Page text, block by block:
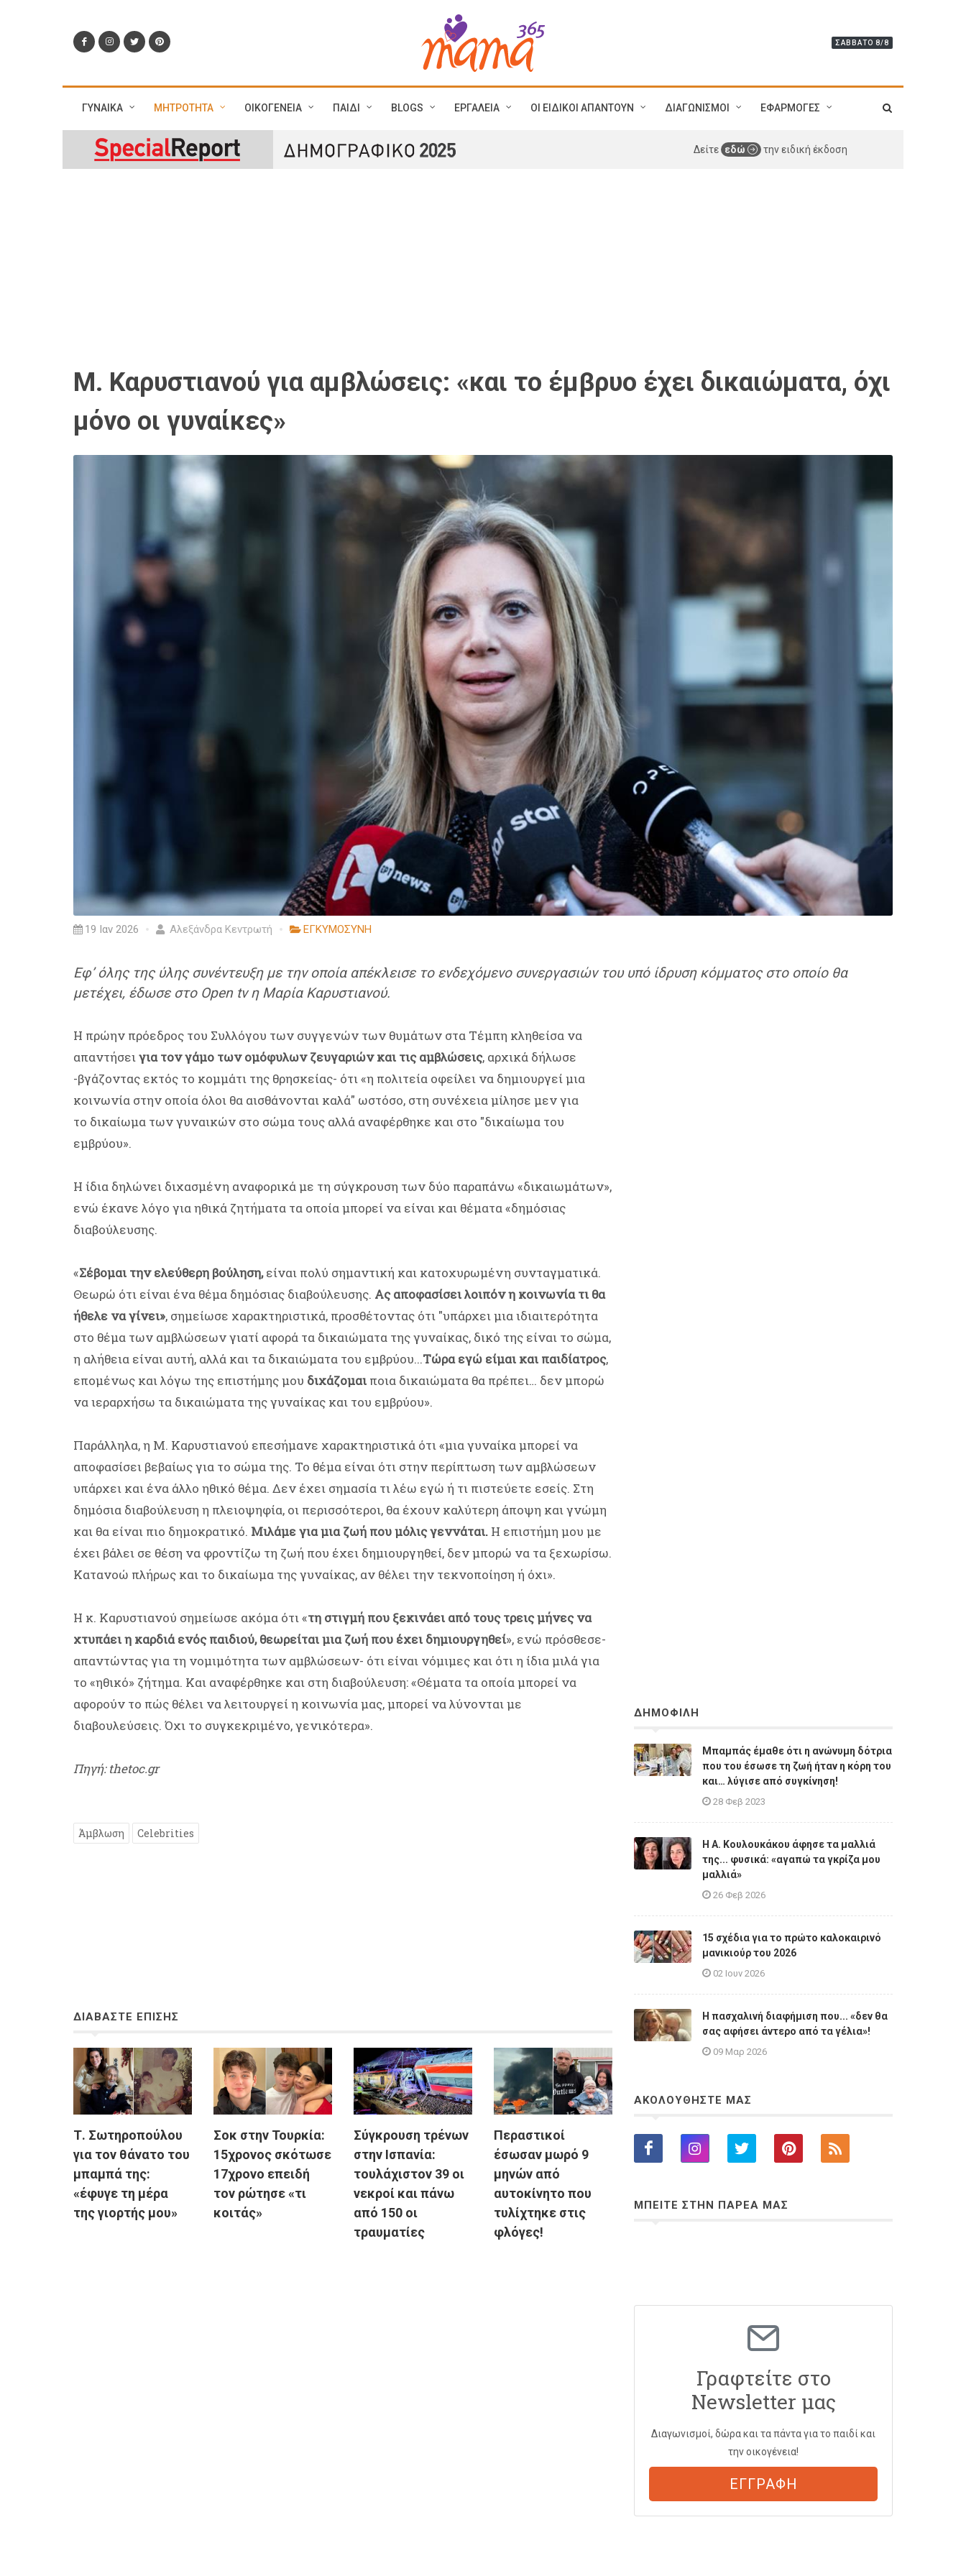
ΣΆΒΒΑΤΟ 8/8
ΓΥΝΑΙΚΑ ΜΗΤΡΟΤΗΤΑ ΟΙΚΟΓΕΝΕΙΑ ΠΑΙΔΙ BLOGS ΕΡΓΑΛΕΙΑ ΟΙ ΕΙΔΙΚΟΙ ΑΠΑΝΤΟΥΝ ΔΙΑΓΩΝΙΣΜΟΙ ΕΦΑΡΜΟΓΕΣ
Δείτε εδώ την ειδική έκδοση
Μ. Καρυστιανού για αμβλώσεις: «και το έμβρυο έχει δικαιώματα, όχι
μόνο οι γυναίκες»
19 Ιαν 2026 Αλεξάνδρα Κεντρωτή ΕΓΚΥΜΟΣΥΝΗ
Εφ’ όλης της ύλης συνέντευξη με την οποία απέκλεισε το ενδεχόμενο συνεργασιών του υπό ίδρυση κόμματος στο οποίο θα
μετέχει, έδωσε στο Open tv η Μαρία Καρυστιανού.
Η πρώην πρόεδρος του Συλλόγου των συγγενών των θυμάτων στα Τέμπη κληθείσα να
απαντήσειγια τον γάμο των ομόφυλων ζευγαριών και τις αμβλώσεις, αρχικά δήλωσε
-βγάζοντας εκτός το κομμάτι της θρησκείας- ότι «η πολιτεία οφείλει να δημιουργεί μια
κοινωνία στην οποία όλοι θα αισθάνονται καλά" ωστόσο, στη συνέχεια μίλησε μεν για
το δικαίωμα των γυναικών στο σώμα τους αλλά αναφέρθηκε και στο "δικαίωμα του
εμβρύου».
Η ίδια δηλώνει διχασμένη αναφορικά με τη σύγκρουση των δύο παραπάνω «δικαιωμάτων»,
ενώ έκανε λόγο για ηθικά ζητήματα τα οποία μπορεί να είναι και θέματα «δημόσιας
διαβούλευσης.
«Σέβομαι την ελεύθερη βούληση,είναι πολύ σημαντική και κατοχυρωμένη συνταγματικά.
Θεωρώ ότι είναι ένα θέμα δημόσιας διαβούλευσης. Ας αποφασίσει λοιπόν η κοινωνία τι θα
ήθελε να γίνει», σημείωσε χαρακτηριστικά, προσθέτοντας ότι "υπάρχει μια ιδιαιτερότητα
στο θέμα των αμβλώσεων γιατί αφορά τα δικαιώματα της γυναίκας, δικό της είναι το σώμα,
η αλήθεια είναι αυτή, αλλά και τα δικαιώματα του εμβρύου...Τώρα εγώ είμαι και παιδίατρος,
επομένως και λόγω της επιστήμης μου διχάζομαι ποια δικαιώματα θα πρέπει… δεν μπορώ
να ιεραρχήσω τα δικαιώματα της γυναίκας και του εμβρύου».
Παράλληλα, η Μ. Καρυστιανού επεσήμανε χαρακτηριστικά ότι «μια γυναίκα μπορεί να
αποφασίσει βεβαίως για το σώμα της. Το θέμα είναι ότι στην περίπτωση των αμβλώσεων
υπάρχει και ένα άλλο ηθικό θέμα. Δεν έχει σημασία τι λέω εγώ ή τι πιστεύετε εσείς. Στη
δημόσια διαβούλευση η πλειοψηφία, οι περισσότεροι, θα έχουν καλύτερη άποψη και γνώμη
και θα είναι πιο δημοκρατικό. Μιλάμε για μια ζωή που μόλις γεννάται. Η επιστήμη μου με
έχει βάλει σε θέση να φροντίζω τη ζωή που έχει δημιουργηθεί, δεν μπορώ να τα ξεχωρίσω.
Κατανοώ πλήρως και το δικαίωμα της γυναίκας, αν θέλει την τεκνοποίηση ή όχι».
Η κ. Καρυστιανού σημείωσε ακόμα ότι «τη στιγμή που ξεκινάει από τους τρεις μήνες να
χτυπάει η καρδιά ενός παιδιού, θεωρείται μια ζωή που έχει δημιουργηθεί», ενώ πρόσθεσε-
απαντώντας για τη νομιμότητα των αμβλώσεων- ότι είναι νόμιμες και ότι η ίδια μιλά για
το «ηθικό» ζήτημα. Και αναφέρθηκε και στη διαβούλευση: «Θέματα τα οποία μπορεί να
αφορούν το πώς θέλει να λειτουργεί η κοινωνία μας, μπορεί να λύνονται με
διαβουλεύσεις. Όχι το συγκεκριμένο, γενικότερα».
Πηγή: thetoc.gr
Άμβλωση Celebrities
ΔΙΑΒΑΣΤΕ ΕΠΙΣΗΣ
Τ. Σωτηροπούλου
για τον θάνατο του
μπαμπά της:
«έφυγε τη μέρα
της γιορτής μου»
Σοκ στην Τουρκία:
15χρονος σκότωσε
17χρονο επειδή
τον ρώτησε «τι
κοιτάς»
Σύγκρουση τρένων
στην Ισπανία:
τουλάχιστον 39 οι
νεκροί και πάνω
από 150 οι
τραυματίες
Περαστικοί
έσωσαν μωρό 9
μηνών από
αυτοκίνητο που
τυλίχτηκε στις
φλόγες!
ΔΗΜΟΦΙΛΗ
Μπαμπάς έμαθε ότι η ανώνυμη δότρια
που του έσωσε τη ζωή ήταν η κόρη του
και… λύγισε από συγκίνηση!
28 Φεβ 2023
Η A. Κουλουκάκου άφησε τα μαλλιά
της... φυσικά: «αγαπώ τα γκρίζα μου
μαλλιά»
26 Φεβ 2026
15 σχέδια για το πρώτο καλοκαιρινό
μανικιούρ του 2026
02 Ιουν 2026
Η πασχαλινή διαφήμιση που... «δεν θα
σας αφήσει άντερο από τα γέλια»!
09 Μαρ 2026
ΑΚΟΛΟΥΘΗΣΤΕ ΜΑΣ
ΜΠΕΙΤΕ ΣΤΗΝ ΠΑΡΕΑ ΜΑΣ
Γραφτείτε στο
Newsletter μας
Διαγωνισμοί, δώρα και τα πάντα για το παιδί και
την οικογένεια!
ΕΓΓΡΑΦΗ